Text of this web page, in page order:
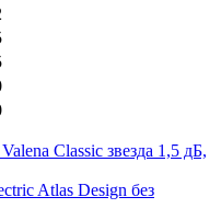
Classic звезда 1,5 дБ,
Atlas Design без